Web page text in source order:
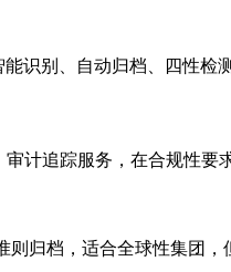
识别、自动归档、四性检
计追踪服务，在合规性要
归档，适合全球性集团，